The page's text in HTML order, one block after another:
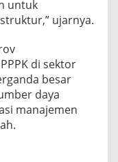
untuk
ujarnya.
di sektor
besar
daya
manajemen